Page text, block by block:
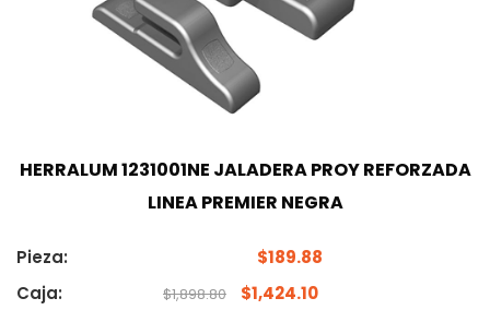
HERRALUM 1231001NE JALADERA PROY REFORZADA
LINEA PREMIER NEGRA
Pieza: $189.88
Caja:
$1,898.80 $1,424.10